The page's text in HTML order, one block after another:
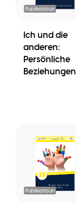
Publikatioun
Ich und die
anderen:
Persönliche
Beziehungen
Publikatioun